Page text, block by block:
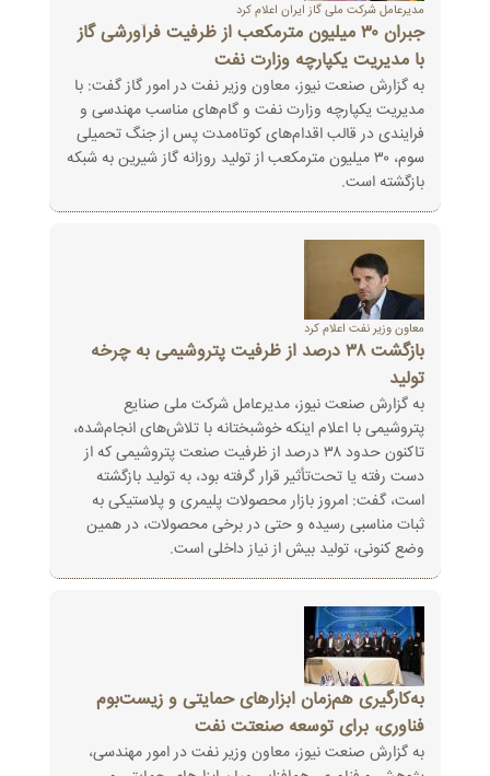
مدیرعامل شرکت ملی گاز ایران اعلام کرد
جبران ۳۰ میلیون مترمکعب از ظرفیت فرآورشی گاز
با مدیریت یکپارچه وزارت نفت
به گزارش صنعت نیوز، معاون وزیر نفت در امور گاز گفت: با
مدیریت یکپارچه وزارت نفت و گام‌های مناسب مهندسی و
فرایندی در قالب اقدام‌های کوتاه‌مدت پس از جنگ تحمیلی
سوم، ۳۰ میلیون مترمکعب از تولید روزانه گاز شیرین به شبکه
بازگشته است.
معاون وزیر نفت اعلام کرد
بازگشت ۳۸ درصد از ظرفیت‌ پتروشیمی به چرخه
تولید
به گزارش صنعت نیوز، مدیرعامل شرکت ملی صنایع
پتروشیمی با اعلام اینکه خوشبختانه با تلاش‌های انجام‌شده،
تاکنون حدود ۳۸ درصد از ظرفیت‌ صنعت پتروشیمی که از
دست‌ رفته یا تحت‌تأثیر قرار گرفته بود، به تولید بازگشته‌
است، گفت: امروز بازار محصولات پلیمری و پلاستیکی به
ثبات مناسبی رسیده و حتی در برخی محصولات، در همین
وضع کنونی، تولید بیش از نیاز داخلی است.
به‌کارگیری هم‌زمان ابزارهای حمایتی و زیست‌بوم
فناوری، برای توسعه صنعتت نفت
به گزارش صنعت نیوز، معاون وزیر نفت در امور مهندسی،